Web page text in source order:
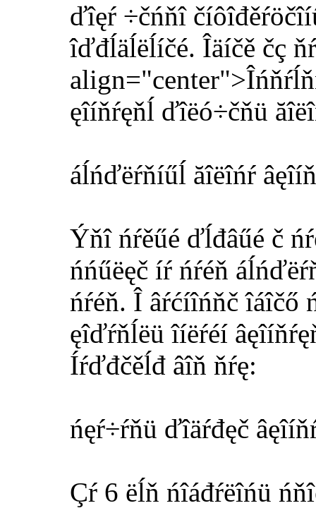
ďîęŕ ÷čńňî
îďđĺäĺëĺíčé. Îäíčě čç
ęîíňŕęňĺ ďîëó÷čňü
áĺńďëŕňíűĺ ăîëîńŕ
Ýňî ńŕěűé ďĺđâűé č
ńńűëęč íŕ ńŕéň
ńŕéň. Î âŕćíîńňč îáîčő
ęîďŕňĺëü îíëŕéí
Íŕďđčěĺđ âîň ňŕę:
ńęŕ÷ŕňü ďîäŕđęč
Çŕ 6 ëĺň ńîáđŕëîńü